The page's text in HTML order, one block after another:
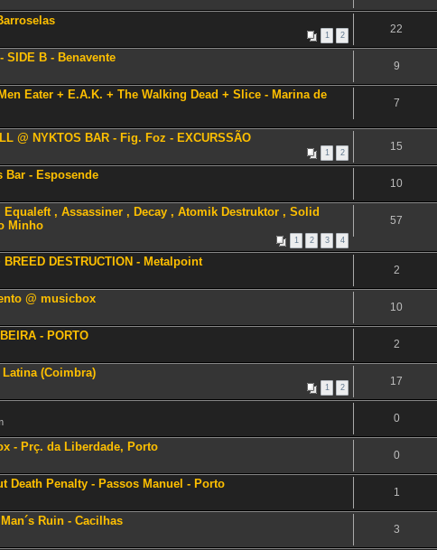
1 2 22
SIDE B - Benavente
9
Eater + E.A.K. + The Walking Dead + Slice - Marina de
7
@ NYKTOS BAR - Fig. Foz - EXCURSSÃO
1 2 15
Bar - Esposende
10
Equaleft , Assassiner , Decay , Atomik Destruktor , Solid
Minho
1 2 3 4
57
DESTRUCTION - Metalpoint
2
@ musicbox
10
- PORTO
2
(Coimbra)
1 2 17
0
- Prç. da Liberdade, Porto
0
Death Penalty - Passos Manuel - Porto
1
Ruin - Cacilhas
3